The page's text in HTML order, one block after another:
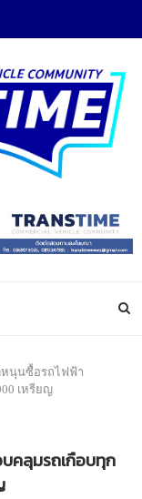
หนุนซื้อรถไฟฟ้า
เหรียญ
คลุมรถเกือบทุก